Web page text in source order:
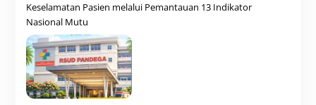
Keselamatan Pasien melalui Pemantauan 13 Indikator
Nasional Mutu